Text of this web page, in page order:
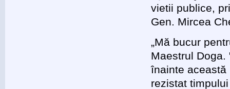
vietii publice,
Gen. Mircea
„Mă bucur
Maestrul
înainte această
rezistat